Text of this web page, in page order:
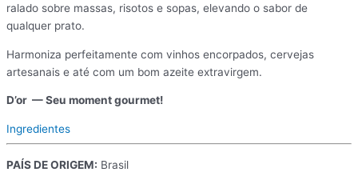
ralado sobre massas, risotos e sopas, elevando o sabor de
qualquer prato.
Harmoniza perfeitamente com vinhos encorpados, cervejas
artesanais e até com um bom azeite extravirgem.
D’or — Seu moment gourmet!
Ingredientes
PAÍS DE ORIGEM: Brasil